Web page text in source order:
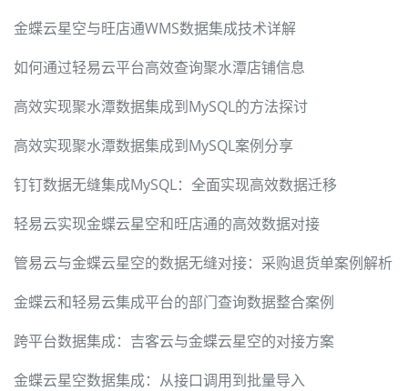
金蝶云星空与旺店通WMS数据集成技术详解
如何通过轻易云平台高效查询聚水潭店铺信息
高效实现聚水潭数据集成到MySQL的方法探讨
高效实现聚水潭数据集成到MySQL案例分享
钉钉数据无缝集成MySQL：全面实现高效数据迁移
轻易云实现金蝶云星空和旺店通的高效数据对接
管易云与金蝶云星空的数据无缝对接：采购退货单案例解析
金蝶云和轻易云集成平台的部门查询数据整合案例
跨平台数据集成：吉客云与金蝶云星空的对接方案
金蝶云星空数据集成：从接口调用到批量导入